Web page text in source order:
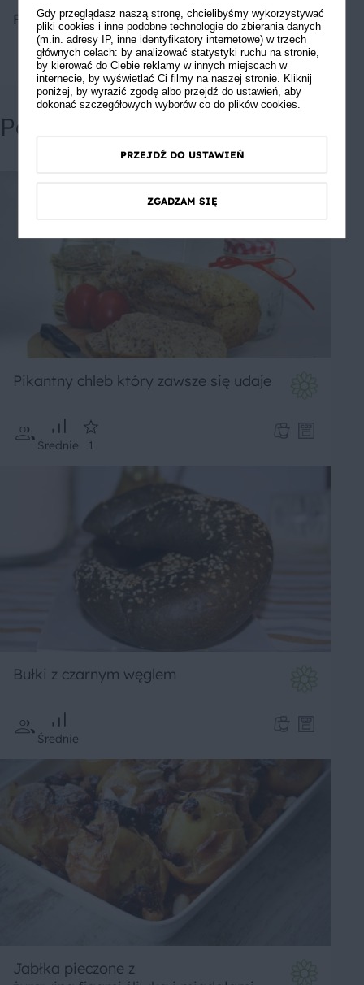
Polecam spróbować
Powiązane przepisy
Pikantny chleb który zawsze się udaje
Średnie 1
Bułki z czarnym węglem
Średnie
Jabłka pieczone z
Gdy przeglądasz naszą stronę, chcielibyśmy wykorzystywać
pliki cookies i inne podobne technologie do zbierania danych
(m.in. adresy IP, inne identyfikatory internetowe) w trzech
głównych celach: by analizować statystyki ruchu na stronie,
by kierować do Ciebie reklamy w innych miejscach w
internecie, by wyświetlać Ci filmy na naszej stronie. Kliknij
poniżej, by wyrazić zgodę albo przejdź do ustawień, aby
dokonać szczegółowych wyborów co do plików cookies.
PRZEJDŹ DO USTAWIEŃ
ZGADZAM SIĘ